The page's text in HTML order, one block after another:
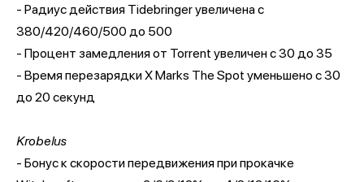
- Радиус действия Tidebringer увеличена с
380/420/460/500 до 500
- Процент замедления от Torrent увеличен с 30 до 35
- Время перезарядки X Marks The Spot уменьшено с 30
до 20 секунд
Krobelus
- Бонус к скорости передвижения при прокачке